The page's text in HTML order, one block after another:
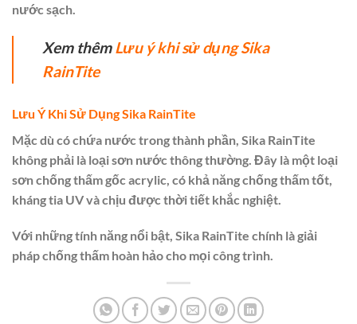
nước sạch.
Xem thêm Lưu ý khi sử dụng Sika
RainTite
Lưu Ý Khi Sử Dụng Sika RainTite
Mặc dù có chứa nước trong thành phần, Sika RainTite
không phải là loại sơn nước thông thường. Đây là một loại
sơn chống thấm gốc acrylic, có khả năng chống thấm tốt,
kháng tia UV và chịu được thời tiết khắc nghiệt.
Với những tính năng nổi bật, Sika RainTite chính là giải
pháp chống thấm hoàn hảo cho mọi công trình.